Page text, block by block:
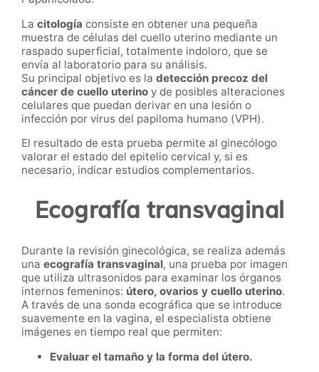
La citología consiste en obtener una pequeña
muestra de células del cuello uterino mediante un
raspado superficial, totalmente indoloro, que se
envía al laboratorio para su análisis.
Su principal objetivo es la detección precoz del
cáncer de cuello uterino y de posibles alteraciones
celulares que puedan derivar en una lesión o
infección por virus del papiloma humano (VPH).
El resultado de esta prueba permite al ginecólogo
valorar el estado del epitelio cervical y, si es
necesario, indicar estudios complementarios.
Ecografía transvaginal
Durante la revisión ginecológica, se realiza además
una ecografía transvaginal, una prueba por imagen
que utiliza ultrasonidos para examinar los órganos
internos femeninos: útero, ovarios y cuello uterino.
A través de una sonda ecográfica que se introduce
suavemente en la vagina, el especialista obtiene
imágenes en tiempo real que permiten:
Evaluar el tamaño y la forma del útero.